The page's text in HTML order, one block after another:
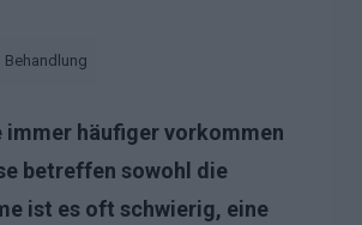
Behandlung
häufiger vorkommen
betreffen sowohl die
ist es oft schwierig, eine